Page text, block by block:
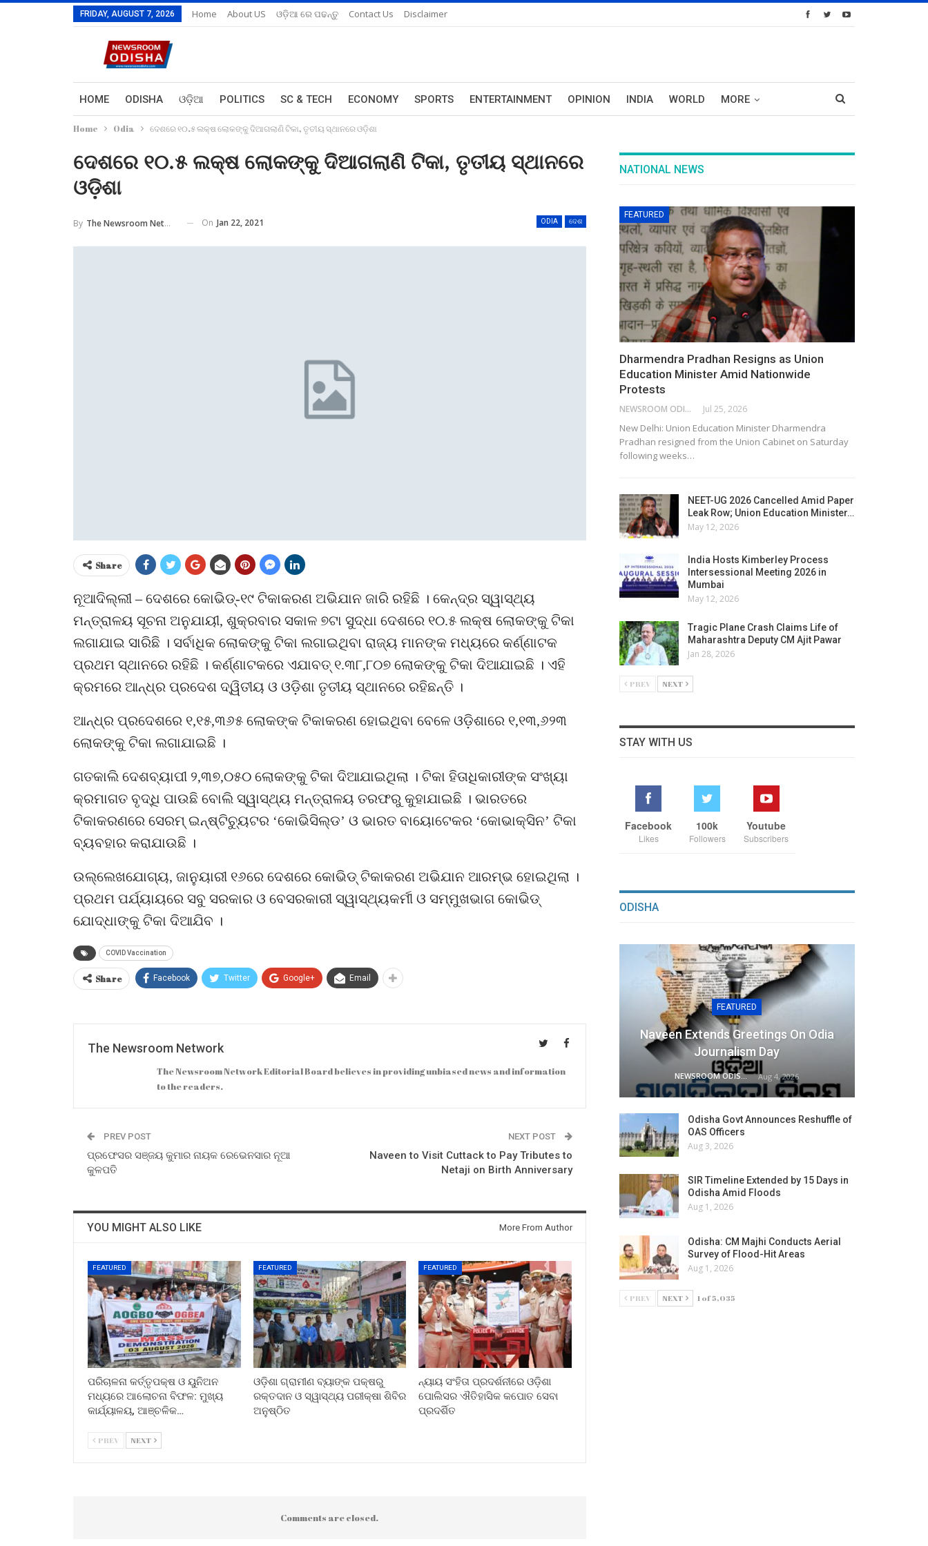
FRIDAY, AUGUST 7, 2026 Home About US ଓଡ଼ିଆ ରେ ପଢନ୍ତୁ Contact Us Disclaimer
HOME ODISHA ଓଡ଼ିଆ POLITICS SC & TECH ECONOMY SPORTS ENTERTAINMENT OPINION INDIA WORLD MORE
Home Odia ଦେଶରେ ୧୦.୫ ଲକ୍ଷ ଲୋକଙ୍କୁ ଦିଆଗଲାଣି ଟିକା, ତୃତୀୟ ସ୍ଥାନରେ ଓଡ଼ିଶା
ଦେଶରେ ୧୦.୫ ଲକ୍ଷ ଲୋକଙ୍କୁ ଦିଆଗଲାଣି ଟିକା, ତୃତୀୟ ସ୍ଥାନରେ
ଓଡ଼ିଶା
ODIA ଦେଶ
By The Newsroom Network On Jan 22, 2021
Share
ନୂଆଦିଲ୍ଲୀ – ଦେଶରେ କୋଭିଡ୍‌-୧୯ ଟିକାକରଣ ଅଭିଯାନ ଜାରି ରହିଛି । କେନ୍ଦ୍ର ସ୍ୱାସ୍ଥ୍ୟ
ମନ୍ତ୍ରାଳୟ ସୂଚନା ଅନୁଯାୟୀ, ଶୁକ୍ରବାର ସକାଳ ୭ଟା ସୁଦ୍ଧା ଦେଶରେ ୧୦.୫ ଲକ୍ଷ ଲୋକଙ୍କୁ ଟିକା
ଲଗାଯାଇ ସାରିଛି । ସର୍ବାଧିକ ଲୋକଙ୍କୁ ଟିକା ଲଗାଇଥିବା ରାଜ୍ୟ ମାନଙ୍କ ମଧ୍ୟରେ କର୍ଣ୍ଣାଟକ
ପ୍ରଥମ ସ୍ଥାନରେ ରହିଛି । କର୍ଣ୍ଣାଟକରେ ଏଯାବତ୍ ୧.୩୮,୮୦୭ ଲୋକଙ୍କୁ ଟିକା ଦିଆଯାଇଛି । ଏହି
କ୍ରମରେ ଆନ୍ଧ୍ର ପ୍ରଦେଶ ଦ୍ୱିତୀୟ ଓ ଓଡ଼ିଶା ତୃତୀୟ ସ୍ଥାନରେ ରହିଛନ୍ତି ।
ଆନ୍ଧ୍ର ପ୍ରଦେଶରେ ୧,୧୫,୩୬୫ ଲୋକଙ୍କ ଟିକାକରଣ ହୋଇଥିବା ବେଳେ ଓଡ଼ିଶାରେ ୧,୧୩,୬୨୩
ଲୋକଙ୍କୁ ଟିକା ଲଗାଯାଇଛି ।
ଗତକାଲି ଦେଶବ୍ୟାପୀ ୨,୩୭,୦୫୦ ଲୋକଙ୍କୁ ଟିକା ଦିଆଯାଇଥିଲା । ଟିକା ହିତାଧିକାରୀଙ୍କ ସଂଖ୍ୟା
କ୍ରମାଗତ ବୃଦ୍ଧି ପାଉଛି ବୋଲି ସ୍ୱାସ୍ଥ୍ୟ ମନ୍ତ୍ରାଳୟ ତରଫରୁ କୁହାଯାଇଛି । ଭାରତରେ
ଟିକାକରଣରେ ସେରମ୍ ଇନ୍‌ଷ୍ଟିଚ୍ୟୁଟର ‘କୋଭିସିଲ୍ଡ’ ଓ ଭାରତ ବାୟୋଟେକର ‘କୋଭାକ୍ସିନ’ ଟିକା
ବ୍ୟବହାର କରାଯାଉଛି ।
ଉଲ୍ଲେଖଯୋଗ୍ୟ, ଜାନୁୟାରୀ ୧୬ରେ ଦେଶରେ କୋଭିଡ୍ ଟିକାକରଣ ଅଭିଯାନ ଆରମ୍ଭ ହୋଇଥିଲା ।
ପ୍ରଥମ ପର୍ଯ୍ୟାୟରେ ସବୁ ସରକାର ଓ ବେସରକାରୀ ସ୍ୱାସ୍ଥ୍ୟକର୍ମୀ ଓ ସମ୍ମୁଖଭାଗ କୋଭିଡ୍
ଯୋଦ୍ଧାଙ୍କୁ ଟିକା ଦିଆଯିବ ।
COVID Vaccination
Share Facebook Twitter Google+ Email
The Newsroom Network
The Newsroom Network Editorial Board believes in providing unbiased news and information
to the readers.
PREV POST
ପ୍ରଫେସର ସଞ୍ଜୟ କୁମାର ନାୟକ ରେଭେନସାର ନୂଆ
କୁଳପତି
NEXT POST
Naveen to Visit Cuttack to Pay Tributes to
Netaji on Birth Anniversary
YOU MIGHT ALSO LIKE More From Author
FEATURED
ପରିଚାଳନା କର୍ତ୍ତୃପକ୍ଷ ଓ ୟୁନିଅନ
ମଧ୍ୟରେ ଆଲୋଚନା ବିଫଳ: ମୁଖ୍ୟ
କାର୍ଯ୍ୟାଳୟ, ଆଞ୍ଚଳିକ…
FEATURED
ଓଡ଼ିଶା ଗ୍ରାମୀଣ ବ୍ୟାଙ୍କ ପକ୍ଷରୁ
ରକ୍ତଦାନ ଓ ସ୍ୱାସ୍ଥ୍ୟ ପରୀକ୍ଷା ଶିବିର
ଅନୁଷ୍ଠିତ
FEATURED
ନ୍ୟାୟ ସଂହିତା ପ୍ରଦର୍ଶନୀରେ ଓଡ଼ିଶା
ପୋଲିସର ଐତିହାସିକ କପୋତ ସେବା
ପ୍ରଦର୍ଶିତ
PREV NEXT
Comments are closed.
NATIONAL NEWS
FEATURED
Dharmendra Pradhan Resigns as Union
Education Minister Amid Nationwide
Protests
NEWSROOM ODISHA NETWORK Jul 25, 2026
New Delhi: Union Education Minister Dharmendra
Pradhan resigned from the Union Cabinet on Saturday
following weeks…
NEET-UG 2026 Cancelled Amid Paper
Leak Row; Union Education Minister…
May 12, 2026
India Hosts Kimberley Process
Intersessional Meeting 2026 in
Mumbai
May 12, 2026
Tragic Plane Crash Claims Life of
Maharashtra Deputy CM Ajit Pawar
Jan 28, 2026
PREV NEXT
STAY WITH US
Facebook
Likes
100k
Followers
Youtube
Subscribers
ODISHA
FEATURED
Naveen Extends Greetings On Odia
Journalism Day
NEWSROOM ODISHA NETWORK Aug 4, 2026
Odisha Govt Announces Reshuffle of
OAS Officers
Aug 3, 2026
SIR Timeline Extended by 15 Days in
Odisha Amid Floods
Aug 1, 2026
Odisha: CM Majhi Conducts Aerial
Survey of Flood-Hit Areas
Aug 1, 2026
PREV NEXT 1 of 5,035